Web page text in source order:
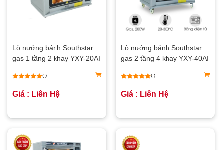
Lò nướng bánh Southstar
gas 1 tầng 2 khay YXY-20AI
( )
Giá : Liên Hệ
Lò nướng bánh Southstar
gas 2 tầng 4 khay YXY-40AI
( )
Giá : Liên Hệ